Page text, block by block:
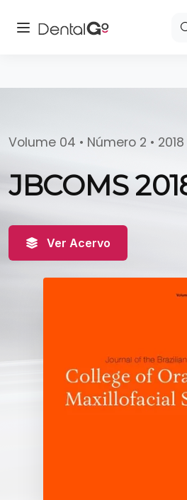
Volume 04 • Número 2 • 2018
JBCOMS
Ver Acervo